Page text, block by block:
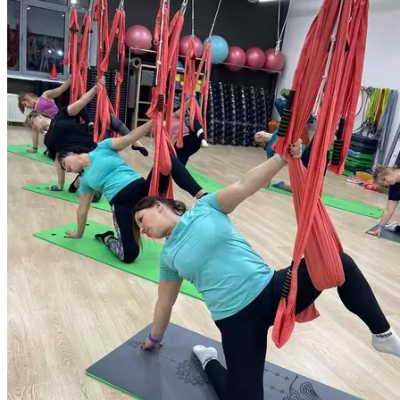
такое направление фитнеса как аэройога. Аэройога, известная
также как антигравити, отличается от классического формата
исполнения асан. Занятия проводятся с использованием
особого снаряда — петлевидного гамака. Йога в гамаках
представляет собой уникальный симбиоз сразу нескольких
видов тренинга: здесь есть и традиционные для йоги позиции,
и акробатические перевороты. Подвешенное на потолке
полотно гамака, позволяет в прямом смысле по-новому
взглянуть на привычные тренировки. Аэройога способствует
укреплению всех групп мышц, в том числе и тех,
задействовать которые сложнее всего. Кроме того, занятия
в гамаках — это отличная тренировка гибкости и чувства
баланса. Длительность тренировки 55 или 85 минут.